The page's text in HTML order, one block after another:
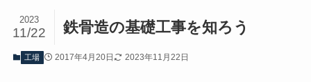
鉄骨造の基礎工事を知ろう
2023
11/22
工場 2017年4月20日 2023年11月22日